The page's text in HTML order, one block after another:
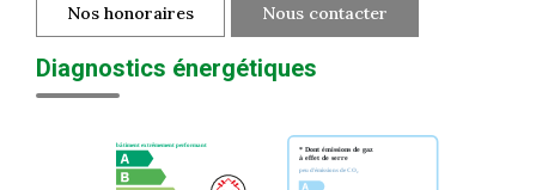
Nos honoraires Nous contacter
Diagnostics énergétiques